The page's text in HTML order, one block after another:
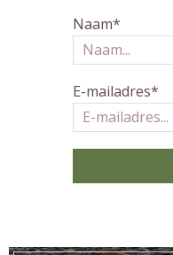
Naam*
E-mailadres*